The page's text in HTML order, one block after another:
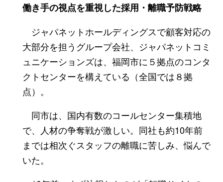
働き手の視点を重視した採用・離職予防戦略
ジャパネットホールディングスで顧客対応の
大部分を担うグループ会社、ジャパネットコミ
ュニケーションズは、福岡市に５拠点のコンタ
クトセンターを構えている（全国では８拠
点）。
同市は、国内有数のコールセンター集積地
で、人材の争奪戦が激しい。同社も約10年前
までは相次ぐスタッフの離職に苦しみ、悩んで
いた。